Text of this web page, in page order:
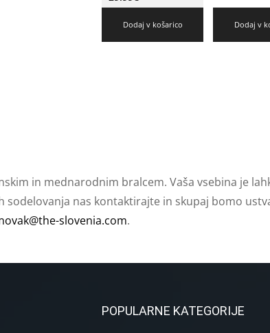
Dodaj v košarico Dodaj v
in mednarodnim bralcem. Vaša vsebina je
sodelovanja nas kontaktirajte in skupaj bomo
slovenia.com.
POPULARNE KATEGORIJE